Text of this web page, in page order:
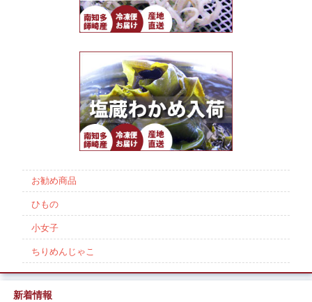
お勧め商品
ひもの
小女子
ちりめんじゃこ
新着情報